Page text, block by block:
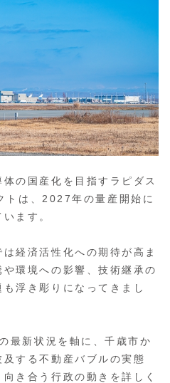
の国産化を目指すラピダス
トは、2027年の量産開始に
ます。
経済活性化への期待が高ま
環境への影響、技術継承の
浮き彫りになってきまし
最新状況を軸に、千歳市か
する不動産バブルの実態
き合う行政の動きを詳しく